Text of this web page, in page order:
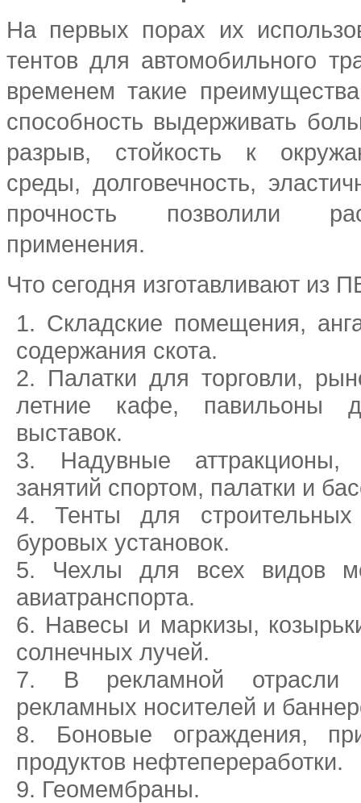
На первых порах их
тентов для автомобильного
временем такие
способность выдерживать
разрыв, стойкость к
среды, долговечность,
прочность позволили
применения.
Что сегодня изготавливают из
Складские помещения,
содержания скота.
Палатки для торговли,
летние кафе, павильоны
выставок.
Надувные
занятий спортом, палатки и
Тенты для
буровых установок.
Чехлы для всех видов
авиатранспорта.
Навесы и маркизы,
солнечных лучей.
В рекламной отрасли
рекламных носителей и
Боновые ограждения,
продуктов нефтепереработки.
Геомембраны.